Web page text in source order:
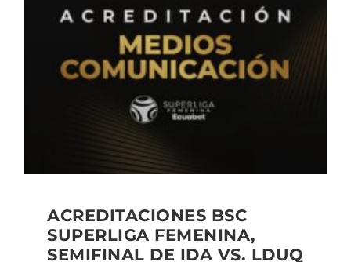
ACREDITACIONES BSC
SUPERLIGA FEMENINA,
SEMIFINAL DE IDA VS. LDUQ